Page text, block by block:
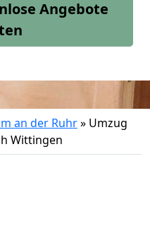
Angebote
an der Ruhr» Umzug
Wittingen